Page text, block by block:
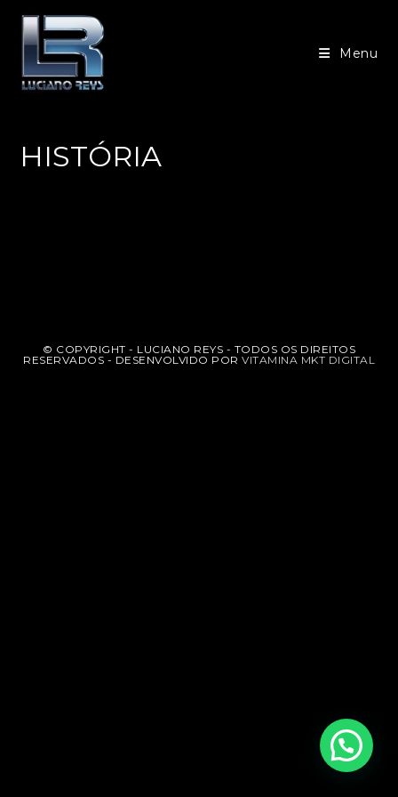
Menu
HISTÓRIA
© COPYRIGHT - LUCIANO REYS - TODOS OS DIREITOS
RESERVADOS - DESENVOLVIDO POR VITAMINA MKT DIGITAL